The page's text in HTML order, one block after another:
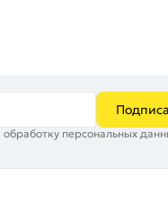
персональных